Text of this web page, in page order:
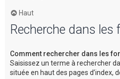
Haut
Recherche dans les
Comment rechercher dans les
Saisissez un terme à rechercher
située en haut des pages d’index,